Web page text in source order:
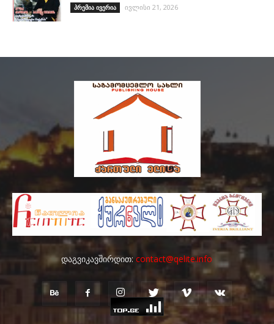
პრემია ივერია ივლისი 21, 2026
დაგვიკავშირდით:contact@qelite.info